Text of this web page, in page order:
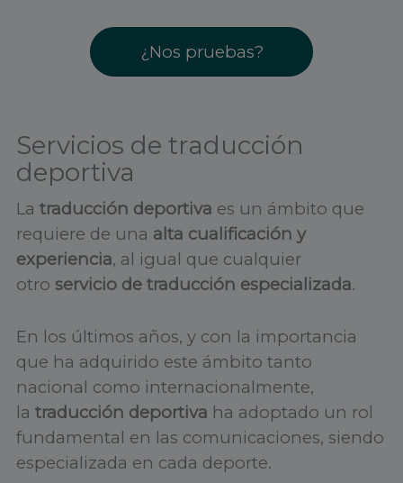
¿Nos pruebas?
Servicios de traducción
deportiva
Latraducción deportiva es un ámbito que
requiere de una alta cualificación y
experiencia, al igual que cualquier
otroservicio de traducción especializada.
En los últimos años, y con la importancia
que ha adquirido este ámbito tanto
nacional como internacionalmente,
latraducción deportiva ha adoptado un rol
fundamental en las comunicaciones, siendo
especializada en cada deporte.